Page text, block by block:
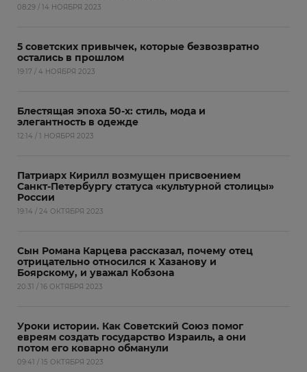
08:29 / 14 НОЯБРЯ 2023
5 советских привычек, которые безвозвратно
остались в прошлом
19:17 / 4 НОЯБРЯ 2023
Блестящая эпоха 50-х: стиль, мода и
элегантность в одежде
12:14 / 1 НОЯБРЯ 2023
Патриарх Кирилл возмущен присвоением
Санкт-Петербургу статуса «культурной столицы»
России
19:14 / 24 ОКТЯБРЯ 2023
Сын Романа Карцева рассказал, почему отец
отрицательно относился к Хазанову и
Боярскому, и уважал Кобзона
20:31 / 16 ОКТЯБРЯ 2023
Уроки истории. Как Советский Союз помог
евреям создать государство Израиль, а они
потом его коварно обманули
09:41 / 15 ОКТЯБРЯ 2023